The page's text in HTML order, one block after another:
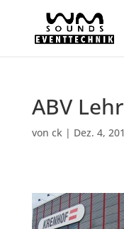
ABV
von ck| Dez. 4,